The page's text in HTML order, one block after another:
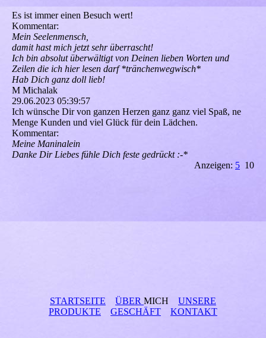
Es ist immer einen Besuch wert!
Kommentar:
Mein Seelenmensch,
damit hast mich jetzt sehr überrascht!
Ich bin absolut überwältigt von Deinen lieben Worten und
Zeilen die ich hier lesen darf *tränchenwegwisch*
Hab Dich ganz doll lieb!
M Michalak
29.06.2023 05:39:57
Ich wünsche Dir von ganzen Herzen ganz ganz viel Spaß, ne
Menge Kunden und viel Glück für dein Lädchen.
Kommentar:
Meine Maninalein
Danke Dir Liebes fühle Dich feste gedrückt :-*
Anzeigen: 5 10
STARTSEITE ÜBER MICH UNSERE
PRODUKTE
GESCHÄFT KONTAKT